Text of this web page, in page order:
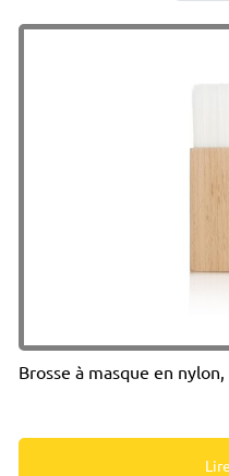
Brosse à masque en